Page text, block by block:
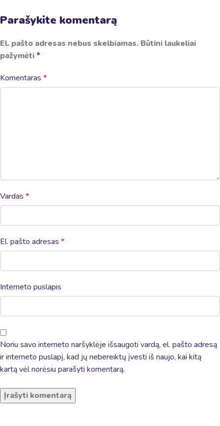
Parašykite komentarą
El. pašto adresas nebus skelbiamas. Būtini laukeliai
pažymėti *
Komentaras *
Vardas *
El. pašto adresas *
Interneto puslapis
Noriu savo interneto naršyklėje išsaugoti vardą, el. pašto adresą
ir interneto puslapį, kad jų nebereiktų įvesti iš naujo, kai kitą
kartą vėl norėsiu parašyti komentarą.